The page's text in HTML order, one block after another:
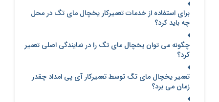
برای استفاده از خدمات تعمیرکار یخچال مای تگ در محل
چه باید کرد؟
چگونه می توان یخچال مای تگ را در نمایندگی اصلی تعمیر
کرد؟
تعمیر یخچال مای تگ توسط تعمیرکار آی پی امداد چقدر
زمان می برد؟